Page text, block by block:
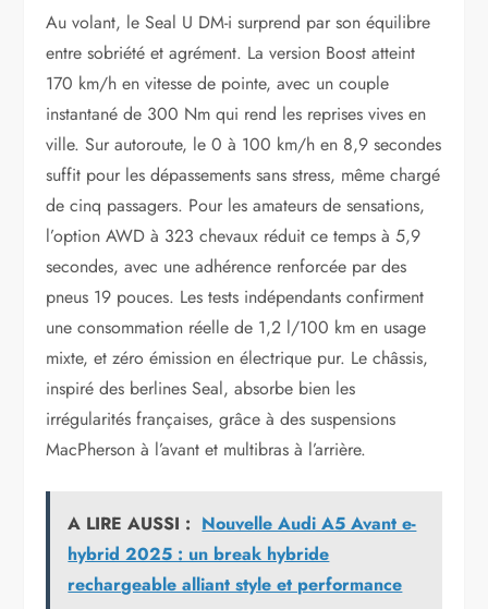
Au volant, le Seal U DM-i surprend par son équilibre
entre sobriété et agrément. La version Boost atteint
170 km/h en vitesse de pointe, avec un couple
instantané de 300 Nm qui rend les reprises vives en
ville. Sur autoroute, le 0 à 100 km/h en 8,9 secondes
suffit pour les dépassements sans stress, même chargé
de cinq passagers. Pour les amateurs de sensations,
l’option AWD à 323 chevaux réduit ce temps à 5,9
secondes, avec une adhérence renforcée par des
pneus 19 pouces. Les tests indépendants confirment
une consommation réelle de 1,2 l/100 km en usage
mixte, et zéro émission en électrique pur. Le châssis,
inspiré des berlines Seal, absorbe bien les
irrégularités françaises, grâce à des suspensions
MacPherson à l’avant et multibras à l’arrière.
A LIRE AUSSI : Nouvelle Audi A5 Avant e-
hybrid 2025 : un break hybride
rechargeable alliant style et performance